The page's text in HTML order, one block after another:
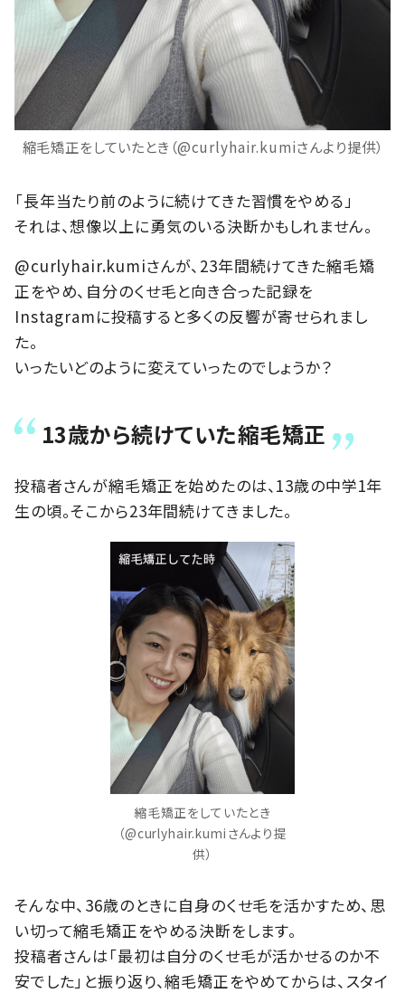
縮毛矯正をしていたとき（@curlyhair.kumiさんより提供）
「長年当たり前のように続けてきた習慣をやめる」
それは、想像以上に勇気のいる決断かもしれません。
@curlyhair.kumiさんが、23年間続けてきた縮毛矯
正をやめ、自分のくせ毛と向き合った記録を
Instagramに投稿すると多くの反響が寄せられまし
た。
いったいどのように変えていったのでしょうか？
13歳から続けていた縮毛矯正
投稿者さんが縮毛矯正を始めたのは、13歳の中学1年
生の頃。そこから23年間続けてきました。
縮毛矯正をしていたとき
（@curlyhair.kumiさんより提
供）
そんな中、36歳のときに自身のくせ毛を活かすため、思
い切って縮毛矯正をやめる決断をします。
投稿者さんは「最初は自分のくせ毛が活かせるのか不
安でした」と振り返り、縮毛矯正をやめてからは、スタイ